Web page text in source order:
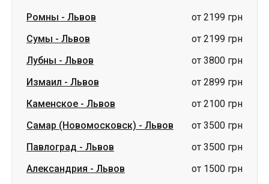
Ромны - Львов
от 2199 грн
Сумы - Львов
от 2199 грн
Лубны - Львов
от 3800 грн
Измаил - Львов
от 2899 грн
Каменское - Львов
от 2100 грн
Самар (Новомосковск) - Львов
от 3500 грн
Павлоград - Львов
от 3500 грн
Александрия - Львов
от 1500 грн